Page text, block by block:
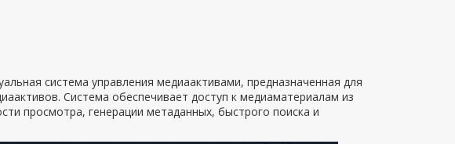
система управления медиаактивами, предназначенная для
Система обеспечивает доступ к медиаматериалам из
просмотра, генерации метаданных, быстрого поиска и